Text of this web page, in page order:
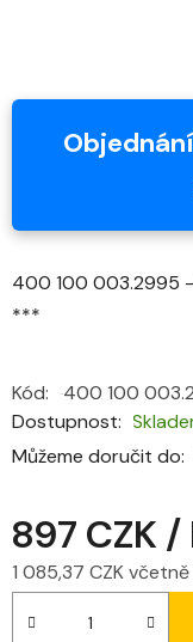
400 100 003.2995
***
Dostupnost
Můžeme doručit do:
Kód: 400 100
897 CZK /
1 085,37 CZK včetně